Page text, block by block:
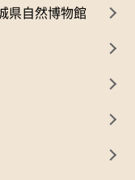
県自然博物館